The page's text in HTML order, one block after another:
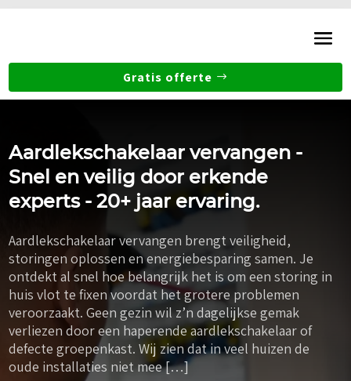
Gratis offerte
Aardlekschakelaar vervangen -
Snel en veilig door erkende
experts - 20+ jaar ervaring.
Aardlekschakelaar vervangen brengt veiligheid,
storingen oplossen en energiebesparing samen. Je
ontdekt al snel hoe belangrijk het is om een storing in
huis vlot te fixen voordat het grotere problemen
veroorzaakt. Geen gezin wil z’n dagelijkse gemak
verliezen door een haperende aardlekschakelaar of
defecte groepenkast. Wij zien dat in veel huizen de
oude installaties niet mee […]